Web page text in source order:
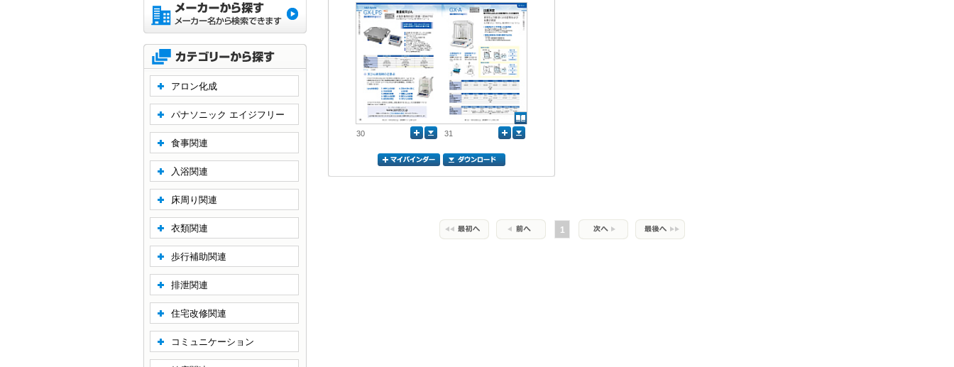
30 31
1
アロン化成
パナソニック エイジフリー
食事関連
入浴関連
床周り関連
衣類関連
歩行補助関連
排泄関連
住宅改修関連
コミュニケーション